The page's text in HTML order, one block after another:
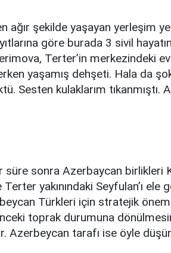
ağır şekilde yaşayan yerleşim
göre burada 3 sivil
Terter’in merkezindeki
yaşamış dehşeti. Hala da
Sesten kulaklarım tıkanmıştı.
süre sonra Azerbaycan birlikleri
yakınındaki Seyfulan’ı
Türkleri için stratejik
toprak durumuna
Azerbeycan tarafı ise öyle